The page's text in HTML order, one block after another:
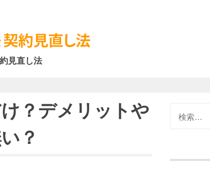
見直し法
？デメリットや
？